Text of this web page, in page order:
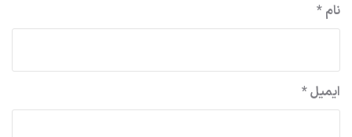
نام *
ایمیل*